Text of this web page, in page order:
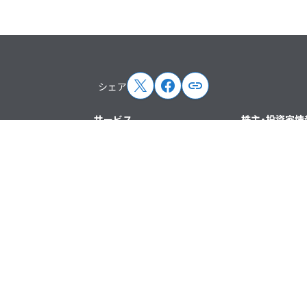
シェア
サービス
株主・投資家情